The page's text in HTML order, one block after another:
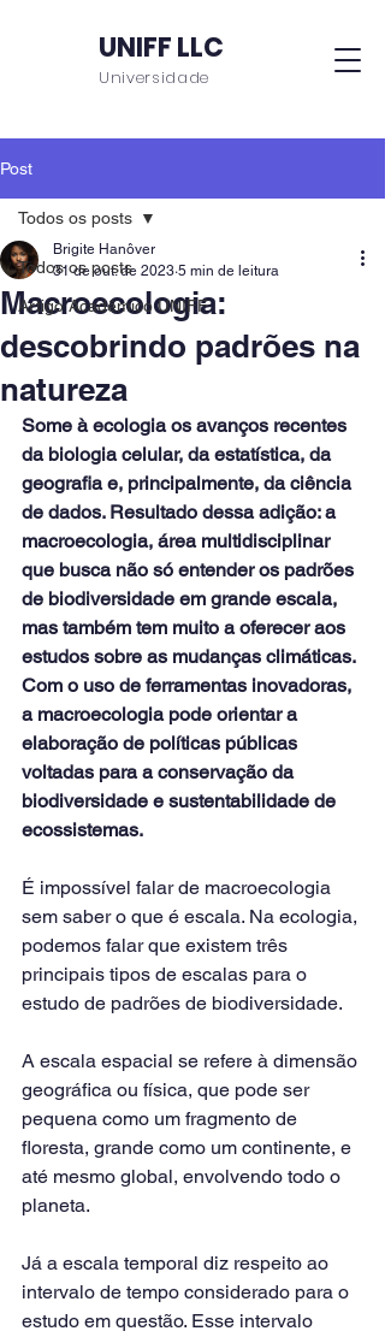
UNIFF LLC
Universidade
Post
Todos os posts
Artigo Acadêmico UNIFF
Todos os posts
Macroecologia:
descobrindo padrões na
natureza
Brigite Hanôver
31 de out. de 2023 5 min de leitura
Some à ecologia os avanços recentes
da biologia celular, da estatística, da
geografia e, principalmente, da ciência
de dados. Resultado dessa adição: a
macroecologia, área multidisciplinar
que busca não só entender os padrões
de biodiversidade em grande escala,
mas também tem muito a oferecer aos
estudos sobre as mudanças climáticas.
Com o uso de ferramentas inovadoras,
a macroecologia pode orientar a
elaboração de políticas públicas
voltadas para a conservação da
biodiversidade e sustentabilidade de
ecossistemas.
É impossível falar de macroecologia
sem saber o que é escala. Na ecologia,
podemos falar que existem três
principais tipos de escalas para o
estudo de padrões de biodiversidade.
A escala espacial se refere à dimensão
geográfica ou física, que pode ser
pequena como um fragmento de
floresta, grande como um continente, e
até mesmo global, envolvendo todo o
planeta.
Já a escala temporal diz respeito ao
intervalo de tempo considerado para o
estudo em questão. Esse intervalo